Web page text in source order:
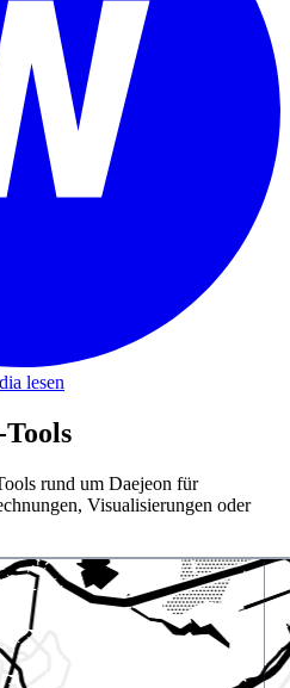
lesen
rund um Daejeon für
Visualisierungen oder